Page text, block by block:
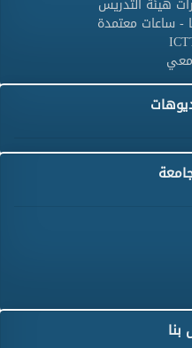
هيئة التدريس
- ساعات معتمدة
بنا